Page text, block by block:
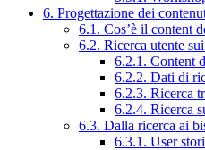
6. Progettazione dei
6.1. Cos’è il content
6.2. Ricerca utente
6.2.1. Content
6.2.2. Dati di
6.2.3. Ricerca
6.2.4. Ricerca
6.3. Dalla ricerca ai
6.3.1. User